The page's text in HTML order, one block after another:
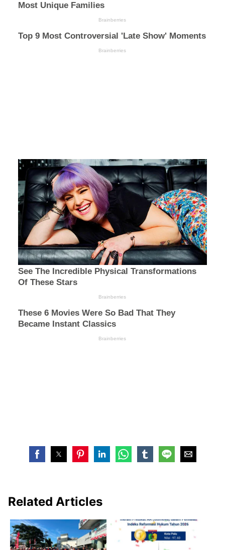
Related Articles